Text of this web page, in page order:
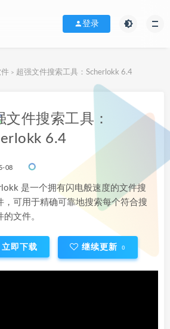
登录
件 > 超强文件搜索工具：Scherlokk 6.4
文件搜索工具：
6.4
08
是一个拥有闪电般速度的文件搜
，可用于精确可靠地搜索每个符合搜
的文件。
立即下载 继续更新 0